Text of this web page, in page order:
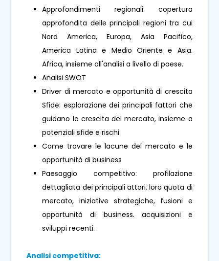
Approfondimenti regionali: copertura
approfondita delle principali regioni tra cui
Nord America, Europa, Asia Pacifico,
America Latina e Medio Oriente e Asia.
Africa, insieme all'analisi a livello di paese.
Analisi SWOT
Driver di mercato e opportunità di crescita
Sfide: esplorazione dei principali fattori che
guidano la crescita del mercato, insieme a
potenziali sfide e rischi.
Come trovare le lacune del mercato e le
opportunità di business
Paesaggio competitivo: profilazione
dettagliata dei principali attori, loro quota di
mercato, iniziative strategiche, fusioni e
opportunità di business. acquisizioni e
sviluppi recenti.
Analisi competitiva: